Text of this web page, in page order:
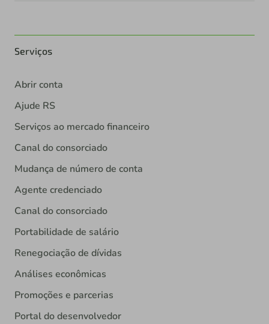
Serviços
Abrir conta
Ajude RS
Serviços ao mercado financeiro
Canal do consorciado
Mudança de número de conta
Agente credenciado
Canal do consorciado
Portabilidade de salário
Renegociação de dívidas
Análises econômicas
Promoções e parcerias
Portal do desenvolvedor